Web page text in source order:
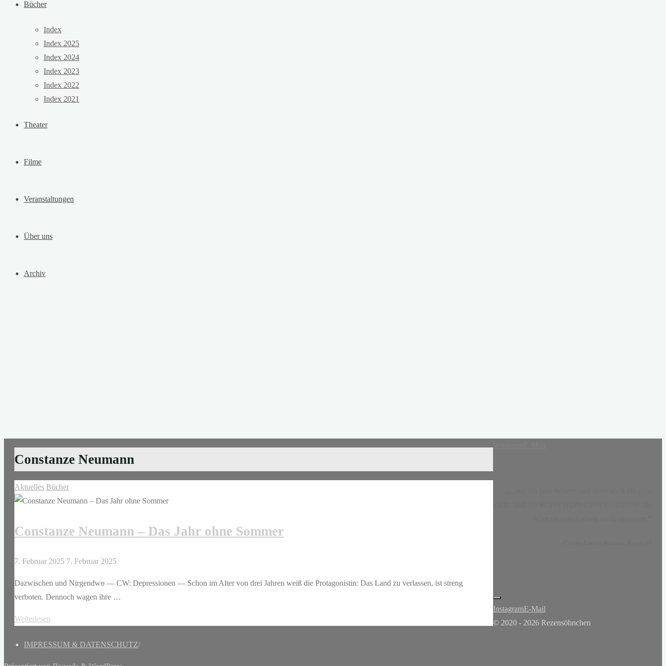
Bücher
Index
Index 2025
Index 2024
Index 2023
Index 2022
Index 2021
Theater
Filme
Veranstaltungen
Über uns
Archiv
Constanze Neumann
Aktuelles Bücher
Constanze Neumann – Das Jahr ohne Sommer
7. Februar 2025 7. Februar 2025
Dazwischen und Nirgendwo — CW: Depressionen — Schon im Alter von drei Jahren weiß die Protagonistin: Das Land zu verlassen, ist streng
verboten. Dennoch wagen ihre …
Weiterlesen
–
InstagramE-Mail
© 2020 - 2026 Rezensöhnchen
IMPRESSUM & DATENSCHUTZ/